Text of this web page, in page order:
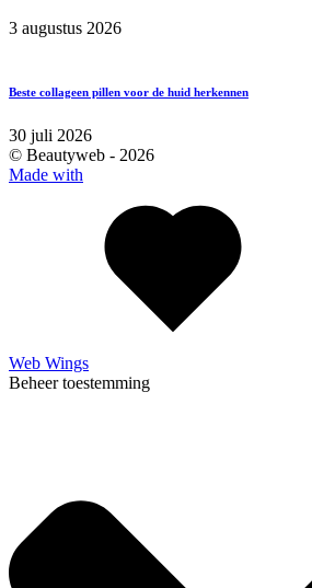
3 augustus 2026
Beste collageen pillen voor de huid herkennen
30 juli 2026
© Beautyweb - 2026
Made with
Web Wings
Beheer toestemming